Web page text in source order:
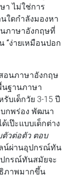
า ไม่ใช่การ
ใดกำลังมองหา
ภาษาอังกฤษที่
“ง่ายเหมือนปอก
อนภาษาอังกฤษ
ฐานภาษา
บเด็กวัย 3-15 ปี
บกพร่อง พัฒนา
เป๊ะแบบเด็กต่าง
วต่อตัว ตอบ
ลน์ผ่านอุปกรณ์ทัน
ปกรณ์ทันสมัยจะ
ธิภาพมากขึ้น